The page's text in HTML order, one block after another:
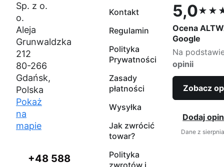
Sp. z o.
o.
Aleja
Grunwaldzka
212
80-266
Gdańsk,
Polska
Pokaż
na
mapie
+48 588
Kontakt
Regulamin
Polityka
Prywatności
Zasady
płatności
Wysyłka
Jak zwrócić
towar?
Polityka
zwrotów i
5,0
Ocena 5,0
Ocena
Google
Na
opinii
Zobacz
Dodaj
Dane z